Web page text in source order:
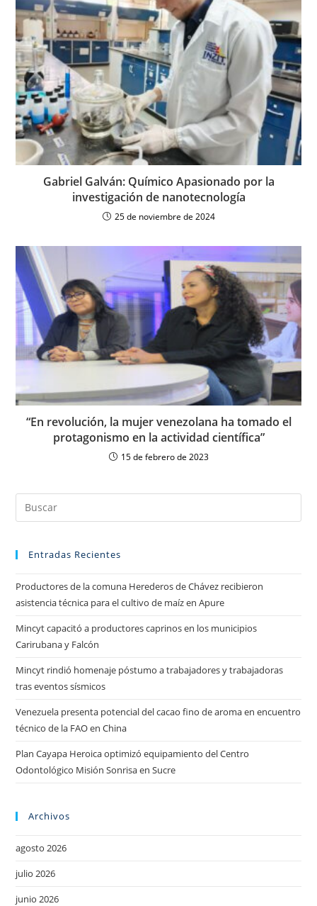
Gabriel Galván: Químico Apasionado por la
investigación de nanotecnología
25 de noviembre de 2024
“En revolución, la mujer venezolana ha tomado el
protagonismo en la actividad científica”
15 de febrero de 2023
Entradas Recientes
Productores de la comuna Herederos de Chávez recibieron
asistencia técnica para el cultivo de maíz en Apure
Mincyt capacitó a productores caprinos en los municipios
Carirubana y Falcón
Mincyt rindió homenaje póstumo a trabajadores y trabajadoras
tras eventos sísmicos
Venezuela presenta potencial del cacao fino de aroma en encuentro
técnico de la FAO en China
Plan Cayapa Heroica optimizó equipamiento del Centro
Odontológico Misión Sonrisa en Sucre
Archivos
agosto 2026
julio 2026
junio 2026